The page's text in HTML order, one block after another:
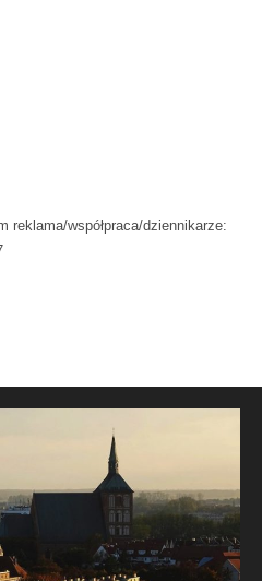
reklama/współpraca/dziennikarze: